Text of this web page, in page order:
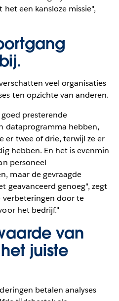
een kansloze missie",
veel organisaties
ten opzichte van anderen.
presterende
dataprogramma hebben,
er twee of drie, terwijl ze er
hebben. En het is evenmin
personeel
maar de gevraagde
geavanceerd genoeg", zegt
verbeteringen door te
het bedrijf."
van
juiste
betalen analyses